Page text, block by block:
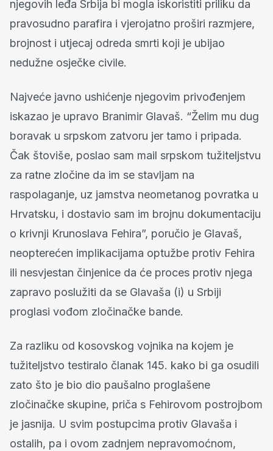
njegovih leđa Srbija bi mogla iskoristiti priliku da
pravosudno parafira i vjerojatno proširi razmjere,
brojnost i utjecaj odreda smrti koji je ubijao
nedužne osječke civile.
Najveće javno ushićenje njegovim privođenjem
iskazao je upravo Branimir Glavaš. “Želim mu dug
boravak u srpskom zatvoru jer tamo i pripada.
Čak štoviše, poslao sam mail srpskom tužiteljstvu
za ratne zločine da im se stavljam na
raspolaganje, uz jamstva neometanog povratka u
Hrvatsku, i dostavio sam im brojnu dokumentaciju
o krivnji Krunoslava Fehira”, poručio je Glavaš,
neopterećen implikacijama optužbe protiv Fehira
ili nesvjestan činjenice da će proces protiv njega
zapravo poslužiti da se Glavaša (i) u Srbiji
proglasi vođom zločinačke bande.
Za razliku od kosovskog vojnika na kojem je
tužiteljstvo testiralo članak 145. kako bi ga osudili
zato što je bio dio paušalno proglašene
zločinačke skupine, priča s Fehirovom postrojbom
je jasnija. U svim postupcima protiv Glavaša i
ostalih, pa i ovom zadnjem nepravomoćnom,